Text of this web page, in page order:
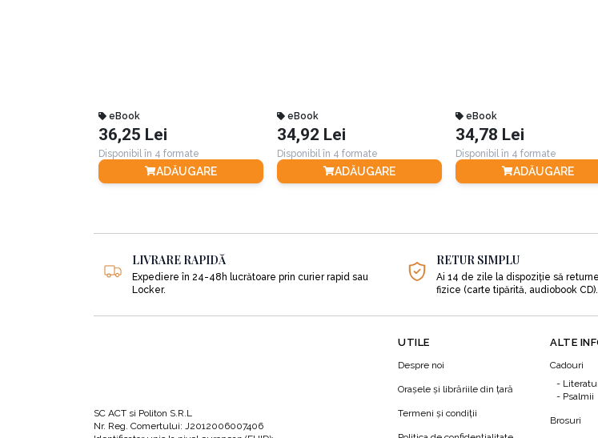
eBook
36,25 Lei
Disponibil în 4 formate
ADĂUGARE
eBook
34,92 Lei
Disponibil în 4 formate
ADĂUGARE
eBook
34,78 Lei
Disponibil în 4 formate
ADĂUGARE
LIVRARE RAPIDĂ
Expediere în 24-48h lucrătoare prin curier rapid sau
Locker.
RETUR SIMPLU
Ai 14 de zile la dispoziție să
fizice (carte tipărită, audiobook CD).
SC ACT si Politon S.R.L
Nr. Reg. Comertului: J2012006007406
UTILE
Despre noi
Orașele și librăriile din țară
Termeni şi condiţii
ALTE
Cadouri
Psalmii
Brosuri